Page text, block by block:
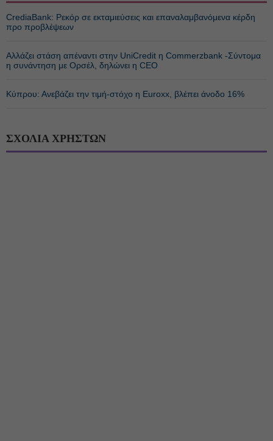
CrediaBank: Ρεκόρ σε εκταμιεύσεις και επαναλαμβανόμενα κέρδη
προ προβλέψεων
Αλλάζει στάση απέναντι στην UniCredit η Commerzbank -Σύντομα
η συνάντηση με Ορσέλ, δηλώνει η CEO
Κύπρου: Ανεβάζει την τιμή-στόχο η Euroxx, βλέπει άνοδο 16%
ΣΧΟΛΙΑ ΧΡΗΣΤΩΝ